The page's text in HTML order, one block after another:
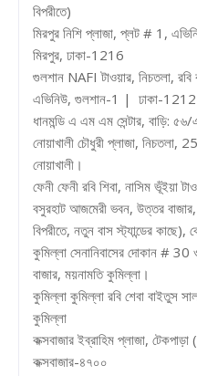
বিপরীতে)
মিরপুর নিশি প্লাজা, প্লট # 1,
মিরপুর, ঢাকা-1216
গুলশান NAFI টাওয়ার, নিচতলা,
এভিনিউ, গুলশান-1 | ঢাকা-1212
ধানমন্ডি এ এম এম সেন্টার, বাড়ি:
নোয়াখালী চৌধুরী প্লাজা,
নোয়াখালী।
ফেনী ফেনী রবি শিবা, নাসিম
বসুরহাট আজমেরী ভবন, উত্তর
বিপরীতে, নতুন বাস স্ট্যান্ডের
কুমিল্লা সেনানিবাসের দোকান #
বাজার, ময়নামতি কুমিল্লা।
কুমিল্লা কুমিল্লা রবি শেবা বাইতুস
কুমিল্লা
কক্সবাজার ইব্রাহিম প্লাজা,
কক্সবাজার-৪৭০০